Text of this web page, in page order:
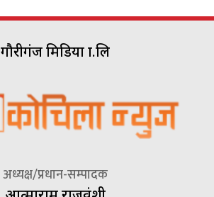
गौरीगंज मिडिया प्रा.लि
अध्यक्ष/प्रधान-सम्पादक